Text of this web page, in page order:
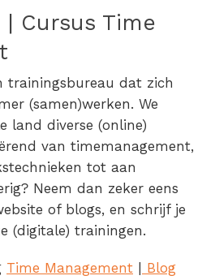
Cursus Time
trainingsbureau dat zich
(samen)werken. We
land diverse (online)
van timemanagement,
tot aan
Neem dan zeker eens
of blogs, en schrijf je
(digitale) trainingen.
Time Management
Blog